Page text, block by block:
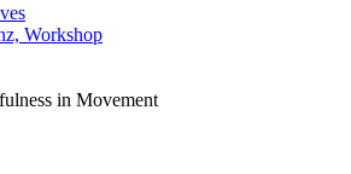
Workshop
in Movement